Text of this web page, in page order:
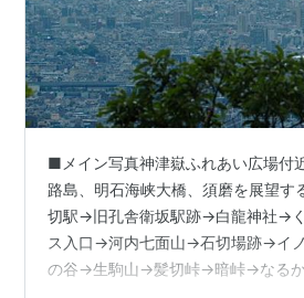
■メイン写真神津嶽ふれあい広場付
路島、明石海峡大橋、須磨を展望
切駅→旧孔舎衛坂駅跡→白龍神社→
ス入口→河内七面山→石切場跡→イ
の谷→生駒山→髪切峠→暗峠→なる